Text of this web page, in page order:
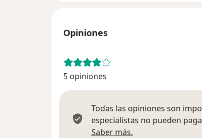
Opiniones
5 opiniones
Todas las opiniones son
especialistas no pueden
Saber más.